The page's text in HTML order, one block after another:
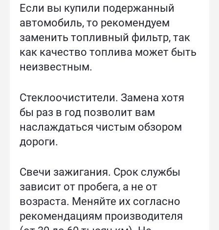
Если вы купили подержанный
автомобиль, то рекомендуем
заменить топливный фильтр, так
как качество топлива может быть
неизвестным.
Стеклоочистители. Замена хотя
бы раз в год позволит вам
наслаждаться чистым обзором
дороги.
Свечи зажигания. Срок службы
зависит от пробега, а не от
возраста. Меняйте их согласно
рекомендациям производителя